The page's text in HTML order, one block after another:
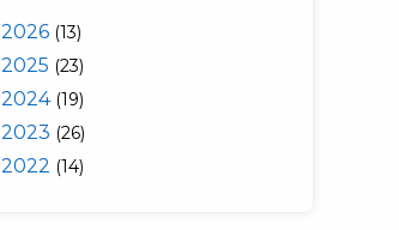
2026 (13)
2025 (23)
2024(19)
2023 (26)
2022 (14)